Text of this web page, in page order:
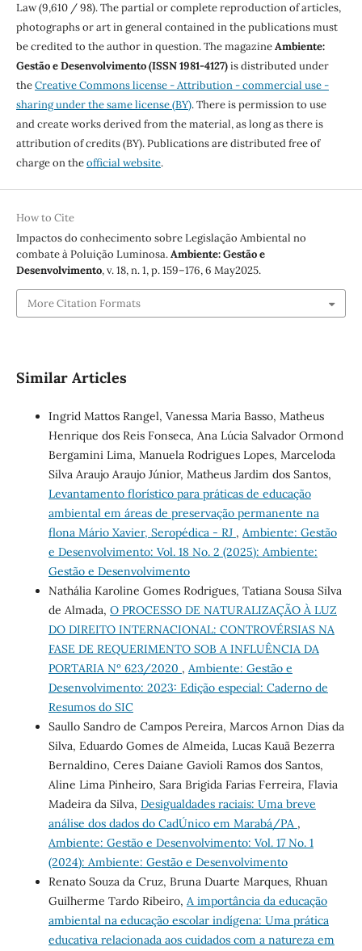
Law (9,610 / 98). The partial or complete reproduction of articles,
photographs or art in general contained in the publications must
be credited to the author in question. The magazineAmbiente:
Gestão e Desenvolvimento (ISSN 1981-4127)is distributed under
theCreative Commons license - Attribution - commercial use -
sharing under the same license (BY). There is permission to use
and create works derived from the material, as long as there is
attribution of credits (BY). Publications are distributed free of
charge on theofficial website.
How to Cite
Impactos do conhecimento sobre Legislação Ambiental no
combate à Poluição Luminosa.Ambiente: Gestão e
Desenvolvimento, v. 18, n. 1, p. 159–176, 6 May2025.
More Citation Formats
Similar Articles
Ingrid Mattos Rangel, Vanessa Maria Basso, Matheus
Henrique dos Reis Fonseca, Ana Lúcia Salvador Ormond
Bergamini Lima, Manuela Rodrigues Lopes, Marceloda
Silva Araujo Araujo Júnior, Matheus Jardim dos Santos,
Levantamento florístico para práticas de educação
ambiental em áreas de preservação permanente na
flona Mário Xavier, Seropédica - RJ , Ambiente: Gestão
e Desenvolvimento: Vol. 18 No. 2 (2025): Ambiente:
Gestão e Desenvolvimento
Nathália Karoline Gomes Rodrigues, Tatiana Sousa Silva
de Almada, O PROCESSO DE NATURALIZAÇÃO À LUZ
DO DIREITO INTERNACIONAL: CONTROVÉRSIAS NA
FASE DE REQUERIMENTO SOB A INFLUÊNCIA DA
PORTARIA Nº 623/2020 , Ambiente: Gestão e
Desenvolvimento: 2023: Edição especial: Caderno de
Resumos do SIC
Saullo Sandro de Campos Pereira, Marcos Arnon Dias da
Silva, Eduardo Gomes de Almeida, Lucas Kauã Bezerra
Bernaldino, Ceres Daiane Gavioli Ramos dos Santos,
Aline Lima Pinheiro, Sara Brigida Farias Ferreira, Flavia
Madeira da Silva, Desigualdades raciais: Uma breve
análise dos dados do CadÚnico em Marabá/PA ,
Ambiente: Gestão e Desenvolvimento: Vol. 17 No. 1
(2024): Ambiente: Gestão e Desenvolvimento
Renato Souza da Cruz, Bruna Duarte Marques, Rhuan
Guilherme Tardo Ribeiro, A importância da educação
ambiental na educação escolar indígena: Uma prática
educativa relacionada aos cuidados com a natureza em